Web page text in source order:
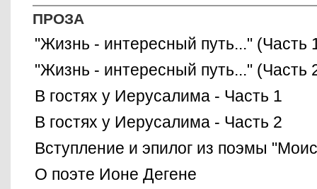
ПРОЗА
"Жизнь - интересный путь..." (Часть
"Жизнь - интересный путь..." (Часть
В гостях у Иерусалима - Часть 1
В гостях у Иерусалима - Часть 2
Вступление и эпилог из поэмы
О поэте Ионе Дегене